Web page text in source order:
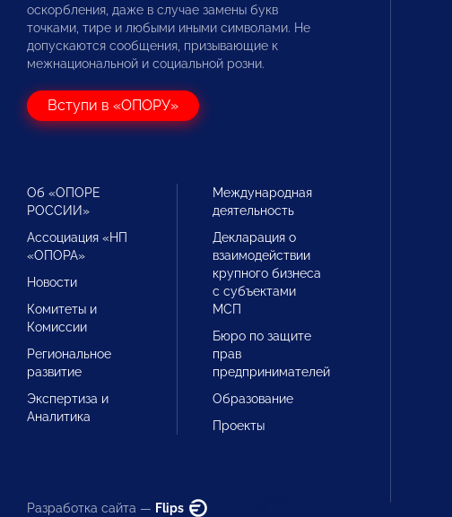
оскорбления, даже в случае замены букв
точками, тире и любыми иными символами. Не
допускаются сообщения, призывающие к
межнациональной и социальной розни.
Вступи в «ОПОРУ»
Об «ОПОРЕ
РОССИИ»
Ассоциация «НП
«ОПОРА»
Новости
Комитеты и
Комиссии
Региональное
развитие
Экспертиза и
Аналитика
Международная
деятельность
Декларация о
взаимодействии
крупного бизнеса
с субъектами
МСП
Бюро по защите
прав
предпринимателей
Образование
Проекты
Разработка сайта — Flips